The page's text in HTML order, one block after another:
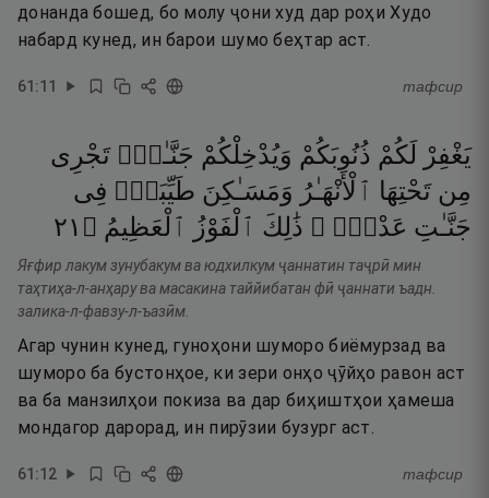
донанда бошед, бо молу ҷони худ дар роҳи Худо
набард кунед, ин барои шумо беҳтар аст.
61:11 тафсир
يَغْفِرْ لَكُمْ ذُنُوبَكُمْ وَيُدْخِلْكُمْ جَنَّـٰتٍۢ تَجْرِى
مِن تَحْتِهَا ٱلْأَنْهَـٰرُ وَمَسَـٰكِنَ طَيِّبَةًۭ فِى
جَنَّـٰتِ عَدْنٍۢ ۚ ذَٰلِكَ ٱلْفَوْزُ ٱلْعَظِيمُ ۝ ١٢
Яғфир лакум зунубакум ва юдхилкум ҷаннатин таҷрӣ мин
таҳтиҳа-л-анҳару ва масакина таййибатан фӣ ҷаннати ъадн.
залика-л-фавзу-л-ъазӣм.
Агар чунин кунед, гуноҳони шуморо биёмурзад ва
шуморо ба бустонҳое, ки зери онҳо ҷӯйҳо равон аст
ва ба манзилҳои покиза ва дар биҳиштҳои ҳамеша
мондагор дарорад, ин пирӯзии бузург аст.
61:12 тафсир